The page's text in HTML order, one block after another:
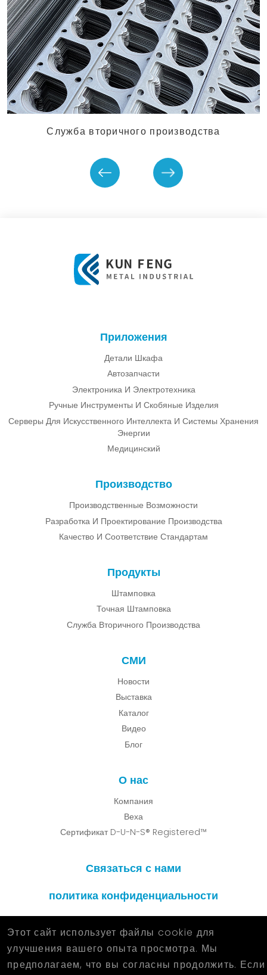
Служба вторичного производства
Приложения
Детали Шкафа
Автозапчасти
Электроника И Электротехника
Ручные Инструменты И Скобяные Изделия
Серверы Для Искусственного Интеллекта И Системы Хранения
Энергии
Медицинский
Производство
Производственные Возможности
Разработка И Проектирование Производства
Качество И Соответствие Стандартам
Продукты
Штамповка
Точная Штамповка
Служба Вторичного Производства
СМИ
Новости
Выставка
Каталог
Видео
Блог
О нас
Компания
Веха
Сертификат D-U-N-S® Registered™
Связаться с нами
политика конфиденциальности
2026 © KUN FENG METAL INDUSTRIAL CO.,LTD. All Rights
Reserved.Designedby Lets MediaEZB2B
Этот сайт использует файлы cookie для
улучшения вашего опыта просмотра. Мы
предполагаем, что вы согласны продолжить. Если